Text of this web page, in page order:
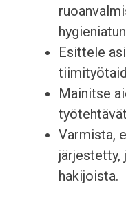
Esittele
Mainitse
Varmista,
hakijoista.